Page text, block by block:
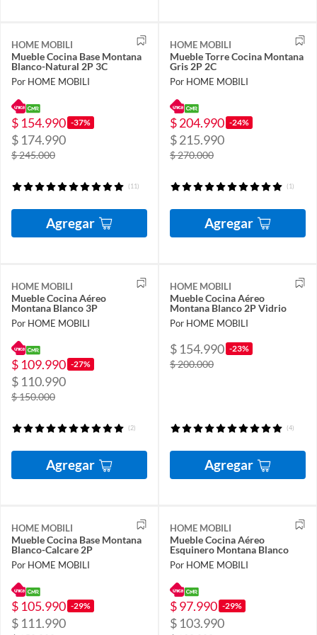
HOME MOBILI
Mueble Cocina Base Montana
Blanco-Natural 2P 3C
Por HOME MOBILI
$ 154.990 -37%
$ 174.990
$ 245.000
(11)
Agregar
HOME MOBILI
Mueble Torre Cocina Montana
Gris 2P 2C
Por HOME MOBILI
$ 204.990 -24%
$ 215.990
$ 270.000
(1)
Agregar
HOME MOBILI
Mueble Cocina Aéreo
Montana Blanco 3P
Por HOME MOBILI
$ 109.990 -27%
$ 110.990
$ 150.000
(2)
Agregar
HOME MOBILI
Mueble Cocina Aéreo
Montana Blanco 2P Vidrio
Por HOME MOBILI
$ 154.990 -23%
$ 200.000
(4)
Agregar
HOME MOBILI
Mueble Cocina Base Montana
Blanco-Calcare 2P
Por HOME MOBILI
$ 105.990 -29%
$ 111.990
HOME MOBILI
Mueble Cocina Aéreo
Esquinero Montana Blanco
Por HOME MOBILI
$ 97.990 -29%
$ 103.990